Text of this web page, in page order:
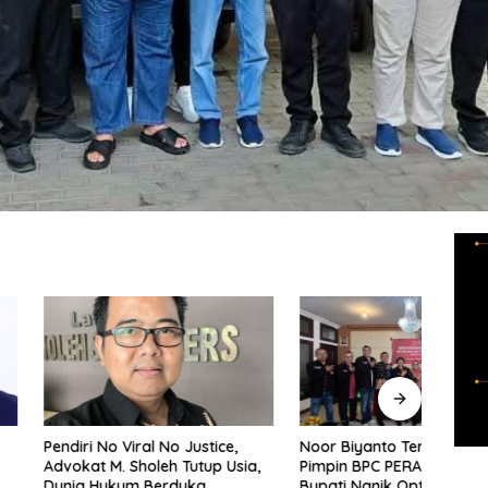
Viral No Justice,
Sholeh Tutup Usia,
Noor Biyanto Terpilih Aklamasi
Pimpin BPC PERADIN Magetan,